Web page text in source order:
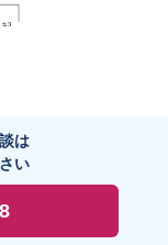
は
い